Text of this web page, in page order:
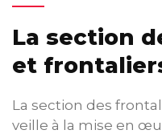
La section
et
La section des
veille à la mise en